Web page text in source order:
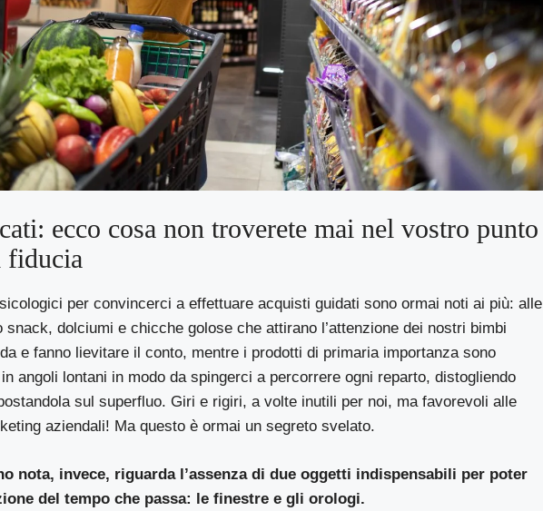
ecco cosa non troverete mai nel vostro punto
fiducia
per convincerci a effettuare acquisti guidati sono ormai noti ai più: alle
dolciumi e chicche golose che attirano l’attenzione dei nostri bimbi
e fanno lievitare il conto, mentre i prodotti di primaria importanza sono
angoli lontani in modo da spingerci a percorrere ogni reparto, distogliendo
sul superfluo. Giri e rigiri, a volte inutili per noi, ma favorevoli alle
aziendali! Ma questo è ormai un segreto svelato.
nota, invece, riguarda l’assenza di due oggetti indispensabili per poter
del tempo che passa: le finestre e gli orologi.